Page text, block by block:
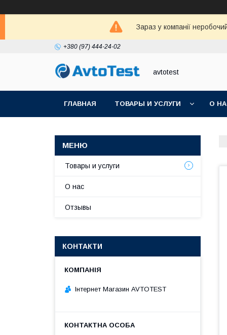
Зараз у компанії
+380 (97) 444-24-02
avtotest
ГЛАВНАЯ ТОВАРЫ И УСЛУГИ О
Товары и услуги
О нас
Отзывы
КОНТАКТИ
Інтернет Магазин AVTOTEST